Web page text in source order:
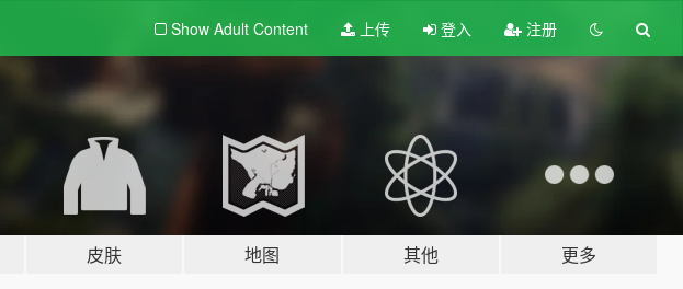
Show Adult Content 上传 登入 注册
皮肤 地图 其他 更多